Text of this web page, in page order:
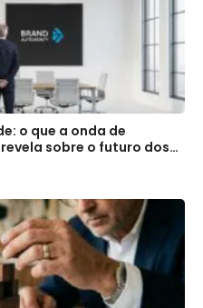
o que a onda de
sobre o futuro dos